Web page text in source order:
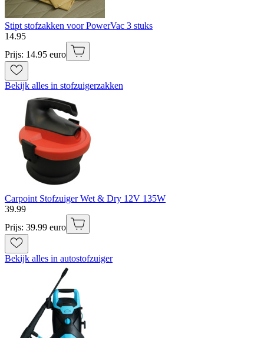
Stipt stofzakken voor PowerVac 3 stuks
14.95
Prijs: 14.95 euro
Bekijk alles in stofzuigerzakken
Carpoint Stofzuiger Wet & Dry 12V 135W
39.99
Prijs: 39.99 euro
Bekijk alles in autostofzuiger